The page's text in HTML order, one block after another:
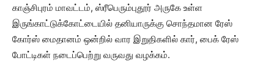
காஞ்சிபுரம் மாவட்டம், ஸ்ரீபெரும்புதூர் அருகே உள்ள
இருங்காட்டுக்கோட்டையில் தனியாருக்கு சொந்தமான ரேஸ்
கோர்ஸ் மைதானம் ஒன்றில் வார இறுதிகளில் கார், பைக் ரேஸ்
போட்டிகள் நடைப்பெற்று வருவது வழக்கம்.